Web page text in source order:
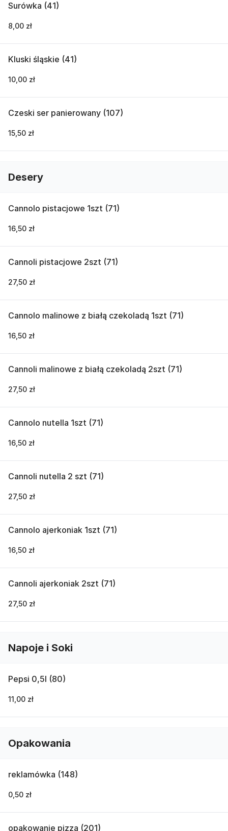
Surówka (41)
8,00 zł
Kluski śląskie (41)
10,00 zł
Czeski ser panierowany (107)
15,50 zł
Desery
Cannolo pistacjowe 1szt (71)
16,50 zł
Cannoli pistacjowe 2szt (71)
27,50 zł
Cannolo malinowe z białą czekoladą 1szt (71)
16,50 zł
Cannoli malinowe z białą czekoladą 2szt (71)
27,50 zł
Cannolo nutella 1szt (71)
16,50 zł
Cannoli nutella 2 szt (71)
27,50 zł
Cannolo ajerkoniak 1szt (71)
16,50 zł
Cannoli ajerkoniak 2szt (71)
27,50 zł
Napoje i Soki
Pepsi 0,5l (80)
11,00 zł
Opakowania
reklamówka (148)
0,50 zł
opakowanie pizza (201)